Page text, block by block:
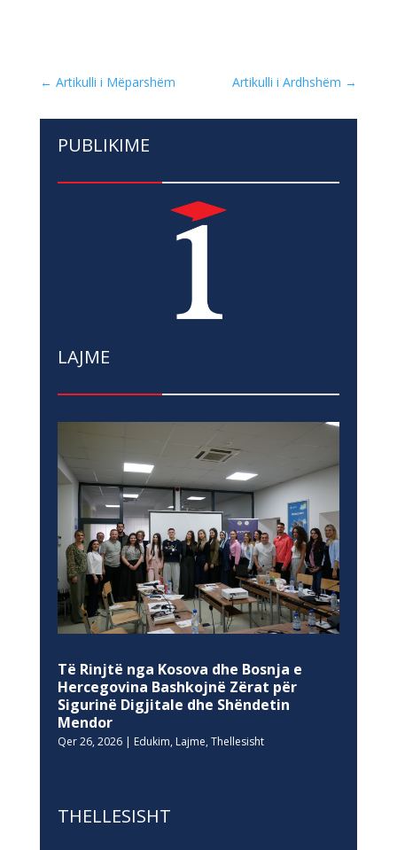
← Artikulli i Mëparshëm Artikulli i Ardhshëm →
PUBLIKIME
LAJME
Të Rinjtë nga Kosova dhe Bosnja e
Hercegovina Bashkojnë Zërat për
Sigurinë Digjitale dhe Shëndetin
Mendor
Qer 26, 2026| Edukim, Lajme, Thellesisht
THELLESISHT